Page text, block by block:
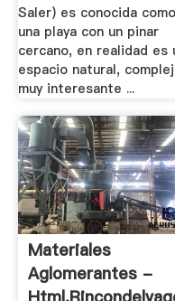
Saler) es conocida como
una playa con un pinar
cercano, en realidad es
espacio natural,
muy interesante ...
Materiales
Aglomerantes -